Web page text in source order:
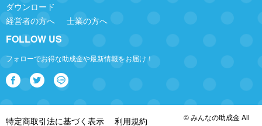
ダウンロード
経営者の方へ
士業の方へ
FOLLOW US
フォローでお得な助成金や最新情報をお届け！
特定商取引法に基づく表示 利用規約
© みんなの助成金 All